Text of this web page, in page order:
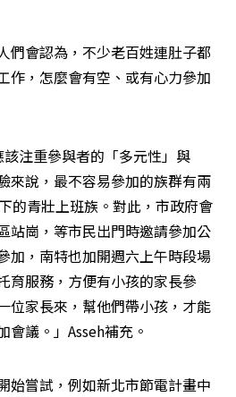
們會認為，不少老百姓連肚子都
作，怎麼會有空、或有心力參加
注重參與者的「多元性」與
來說，最不容易參加的族群有兩
的青壯上班族。對此，市政府會
站崗，等市民出門時邀請參加公
加，南特也加開週六上午時段場
育服務，方便有小孩的家長參
位家長來，幫他們帶小孩，才能
會議。」Asseh補充。
始嘗試，例如新北市節電計畫中